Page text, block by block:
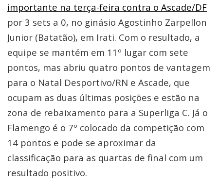
importante na terça-feira contra o Ascade/DF
por 3 sets a 0, no ginásio Agostinho Zarpellon
Junior (Batatão), em Irati. Com o resultado, a
equipe se mantém em 11º lugar com sete
pontos, mas abriu quatro pontos de vantagem
para o Natal Desportivo/RN e Ascade, que
ocupam as duas últimas posições e estão na
zona de rebaixamento para a Superliga C. Já o
Flamengo é o 7º colocado da competição com
14 pontos e pode se aproximar da
classificação para as quartas de final com um
resultado positivo.